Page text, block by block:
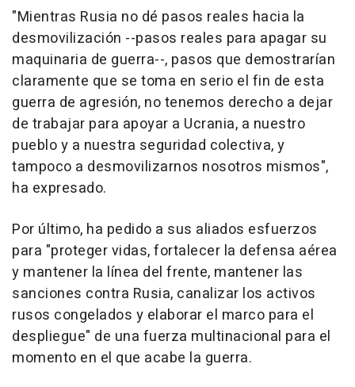
"Mientras Rusia no dé pasos reales hacia la
desmovilización --pasos reales para apagar su
maquinaria de guerra--, pasos que demostrarían
claramente que se toma en serio el fin de esta
guerra de agresión, no tenemos derecho a dejar
de trabajar para apoyar a Ucrania, a nuestro
pueblo y a nuestra seguridad colectiva, y
tampoco a desmovilizarnos nosotros mismos",
ha expresado.
Por último, ha pedido a sus aliados esfuerzos
para "proteger vidas, fortalecer la defensa aérea
y mantener la línea del frente, mantener las
sanciones contra Rusia, canalizar los activos
rusos congelados y elaborar el marco para el
despliegue" de una fuerza multinacional para el
momento en el que acabe la guerra.